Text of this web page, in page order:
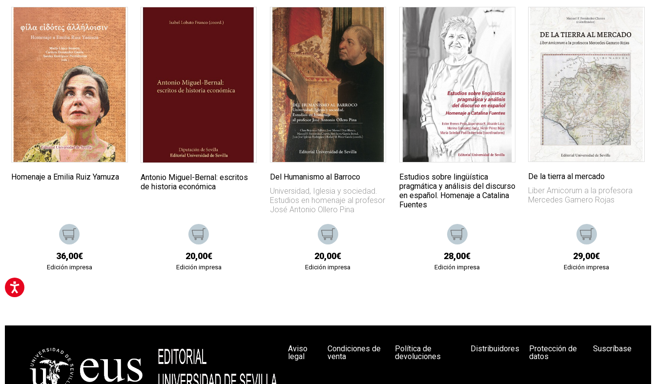
Homenaje a Emilia Ruiz Yamuza
36,00€
Edición impresa
Antonio Miguel-Bernal: escritos
de historia económica
20,00€
Edición impresa
Del Humanismo al Barroco
Universidad, Iglesia y sociedad.
Estudios en homenaje al profesor
José Antonio Ollero Pina
20,00€
Edición impresa
Estudios sobre lingüística
pragmática y análisis del discurso
en español. Homenaje a Catalina
Fuentes
28,00€
Edición impresa
De la tierra al mercado
Liber Amicorum a la profesora
Mercedes Gamero Rojas
29,00€
Edición impresa
Aviso
legal
Condiciones de
venta
Política de
devoluciones
Distribuidores
Protección de
datos
Suscríbase